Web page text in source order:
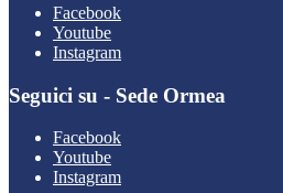
Facebook
Youtube
Instagram
Seguici su - Sede Ormea
Facebook
Youtube
Instagram